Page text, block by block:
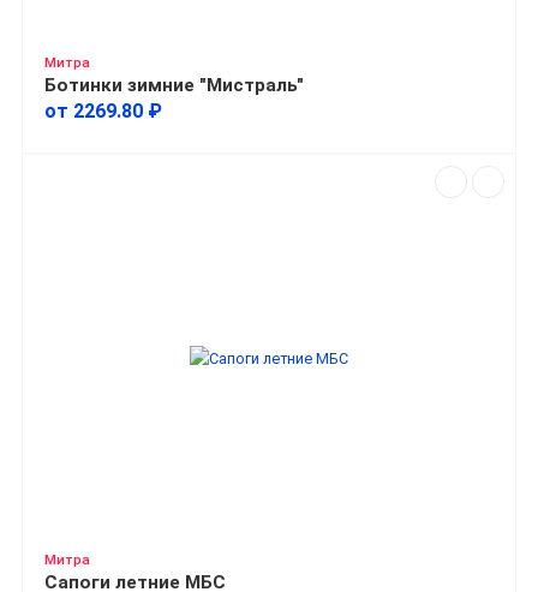
Митра
Ботинки зимние "Мистраль"
от 2269.80 ₽
Митра
Сапоги летние МБС